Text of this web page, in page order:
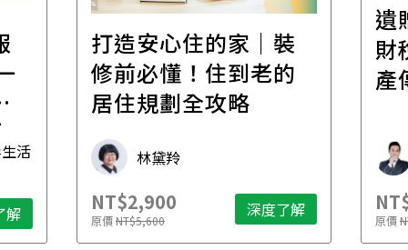
活
解
打造安心住的家｜裝
修前必懂！住到老的
居住規劃全攻略
林黛羚
NT$2,900
原價NT$5,600 深度了解
遺
財
產
原價